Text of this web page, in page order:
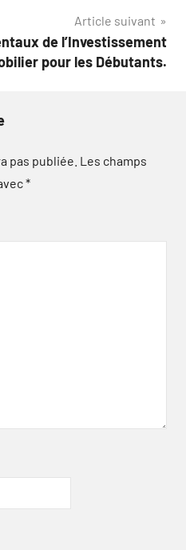
Article suivant
de l’Investissement
pour les Débutants.
pas publiée. Les champs
*